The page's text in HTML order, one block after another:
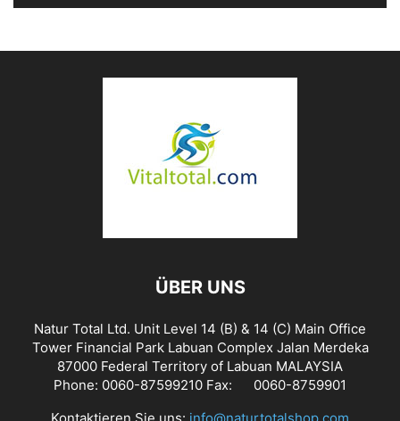
ÜBER UNS
Natur Total Ltd. Unit Level 14 (B) & 14 (C) Main Office
Tower Financial Park Labuan Complex Jalan Merdeka
87000 Federal Territory of Labuan MALAYSIA
Phone: 0060-87599210 Fax: 0060-8759901
Kontaktieren Sie uns: info@naturtotalshop.com